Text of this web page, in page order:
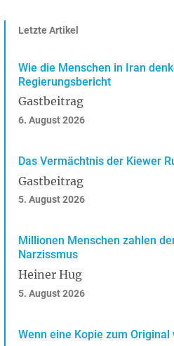
Letzte Artikel
Wie die Menschen in Iran
Regierungsbericht
Gastbeitrag
6. August 2026
Das Vermächtnis der Kiewer
Gastbeitrag
5. August 2026
Millionen Menschen zahlen
Narzissmus
Heiner Hug
5. August 2026
Wenn eine Kopie zum Original